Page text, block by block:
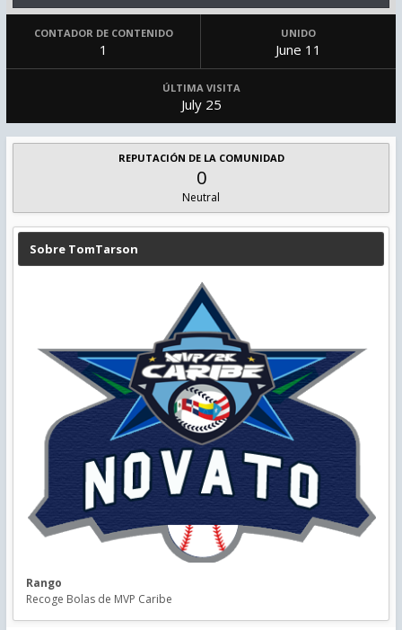
CONTADOR DE CONTENIDO
1
UNIDO
June 11
ÚLTIMA VISITA
July 25
REPUTACIÓN DE LA COMUNIDAD
0
Neutral
Sobre TomTarson
Rango
Recoge Bolas de MVP Caribe